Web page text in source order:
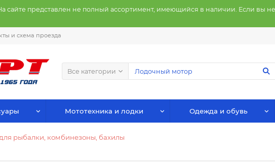
сайте представлен не полный ассортимент, имеющийся в наличии. Если вы
и схема проезда
Все категории
Мототехника и лодки Одежда и обувь
рыбалки, комбинезоны, бахилы